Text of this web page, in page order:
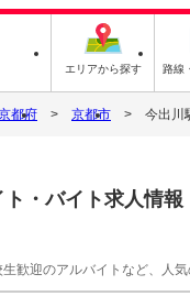
エリアから探す 路線
都府 京都市 今出川
・バイト求人情報
歓迎のアルバイトなど、人